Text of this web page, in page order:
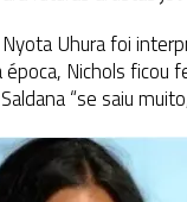
Uhura foi
época, Nichols
“se saiu